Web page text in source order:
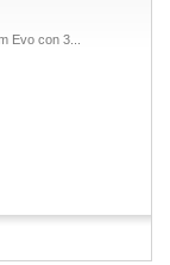
Evo con 3...